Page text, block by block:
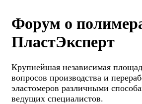
Форум о
ПластЭксперт
Крупнейшая независимая
вопросов производства и
эластомеров различными
ведущих специалистов.